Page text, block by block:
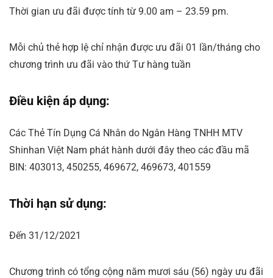
Thời gian ưu đãi được tính từ 9.00 am – 23.59 pm.
Mỗi chủ thẻ hợp lệ chỉ nhận được ưu đãi 01 lần/tháng cho
chương trình ưu đãi vào thứ Tư hàng tuần
Điều kiện áp dụng:
Các Thẻ Tín Dụng Cá Nhân do Ngân Hàng TNHH MTV
Shinhan Việt Nam phát hành dưới đây theo các đầu mã
BIN: 403013, 450255, 469672, 469673, 401559
Thời hạn sử dụng:
Đến 31/12/2021
Chương trình có tổng cộng năm mươi sáu (56) ngày ưu đãi